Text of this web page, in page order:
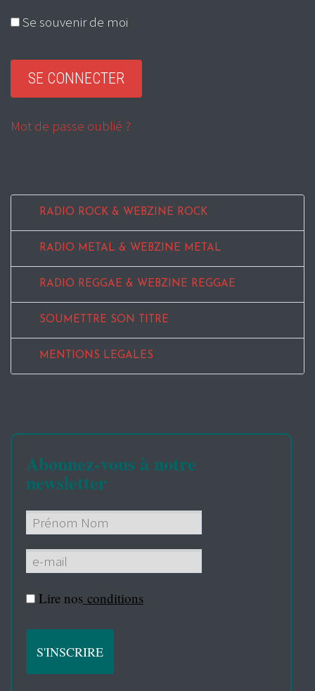
Se souvenir de moi
Mot de passe oublié ?
RADIO ROCK & WEBZINE ROCK
RADIO METAL & WEBZINE METAL
RADIO REGGAE & WEBZINE REGGAE
SOUMETTRE SON TITRE
MENTIONS LEGALES
Abonnez-vous à notre
newsletter
Lire nos conditions